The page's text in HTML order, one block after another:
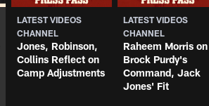
LATEST VIDEOS
CHANNEL
Jones, Robinson,
Collins Reflect on
Camp Adjustments
LATEST VIDEOS
CHANNEL
Raheem Morris on
Brock Purdy's
Command, Jack
Jones' Fit